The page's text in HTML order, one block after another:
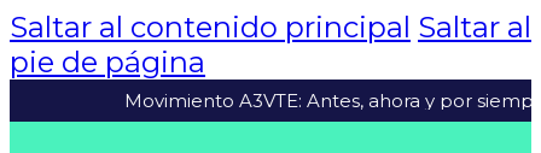
Saltar al contenido principal Saltar al
pie de página
Movimiento A3VTE: Antes, ahora y por siempre juntos